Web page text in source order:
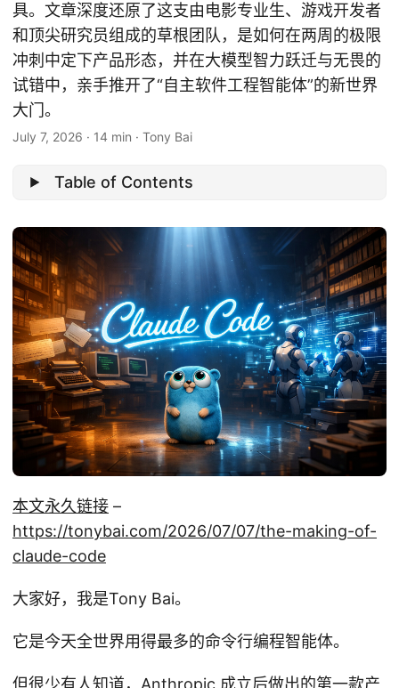
具。文章深度还原了这支由电影专业生、游戏开发者
和顶尖研究员组成的草根团队，是如何在两周的极限
冲刺中定下产品形态，并在大模型智力跃迁与无畏的
试错中，亲手推开了“自主软件工程智能体”的新世界
大门。
July 7, 2026 · 14 min · Tony Bai
Table of Contents
本文永久链接 –
https://tonybai.com/2026/07/07/the-making-of-
claude-code
大家好，我是Tony Bai。
它是今天全世界用得最多的命令行编程智能体。
但很少有人知道，Anthropic 成立后做出的第一款产